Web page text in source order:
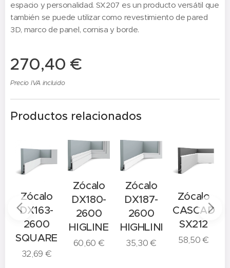
espacio y personalidad. SX207 es un producto versátil que
también se puede utilizar como revestimiento de pared
3D, marco de panel, cornisa y borde.
270,40 €
Precio IVA incluido
Productos relacionados
Zócalo
DX163-
2600
SQUARE
32,69 €
Zócalo
DX180-
2600
HIGLINE
60,60 €
Zócalo
DX187-
2600
HIGHLINE
35,30€
Zócalo
CASCADE
SX212
58,50€